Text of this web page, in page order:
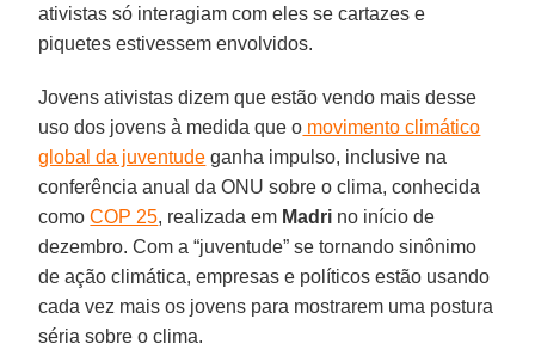
ativistas só interagiam com eles se cartazes e
piquetes estivessem envolvidos.
Jovens ativistas dizem que estão vendo mais desse
uso dos jovens à medida que o movimento climático
global da juventude ganha impulso, inclusive na
conferência anual da ONU sobre o clima, conhecida
comoCOP 25, realizada em Madri no início de
dezembro. Com a “juventude” se tornando sinônimo
de ação climática, empresas e políticos estão usando
cada vez mais os jovens para mostrarem uma postura
séria sobre o clima.